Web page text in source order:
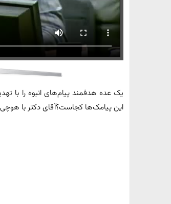
یک عده هدفمند پیام‌های انبوه را با
این پیامک‌ها کجاست؟آقای دکتر با هوچی